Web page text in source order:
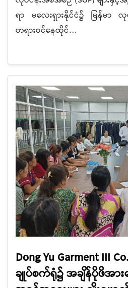
ရာ မလေးရှားနိုင်ငံ၌ မြန်မာ
တရားဝင်နေထိုင်…
Dong Yu Garment III
ချုပ်စက်ရုံ၌ အချိန်ပိုဖိအားပ